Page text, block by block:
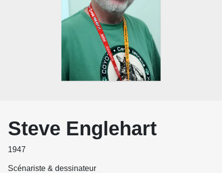
Steve Englehart
1947
Scénariste & dessinateur